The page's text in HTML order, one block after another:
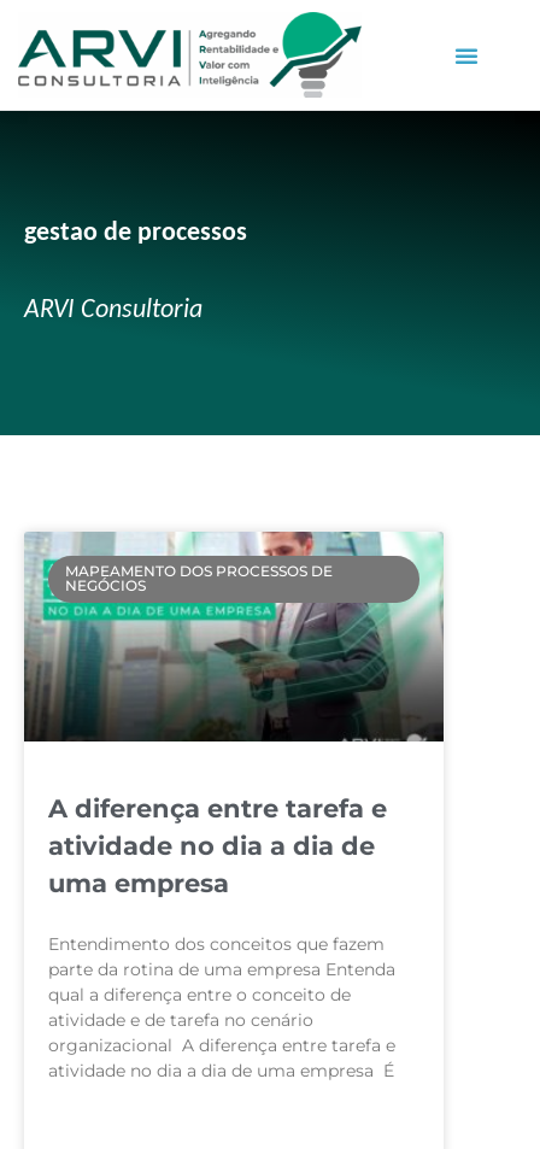
gestao de processos
ARVI Consultoria
MAPEAMENTO DOS PROCESSOS DE
NEGÓCIOS
A diferença entre tarefa e
atividade no dia a dia de
uma empresa
Entendimento dos conceitos que fazem
parte da rotina de uma empresa Entenda
qual a diferença entre o conceito de
atividade e de tarefa no cenário
organizacional A diferença entre tarefa e
atividade no dia a dia de uma empresa É